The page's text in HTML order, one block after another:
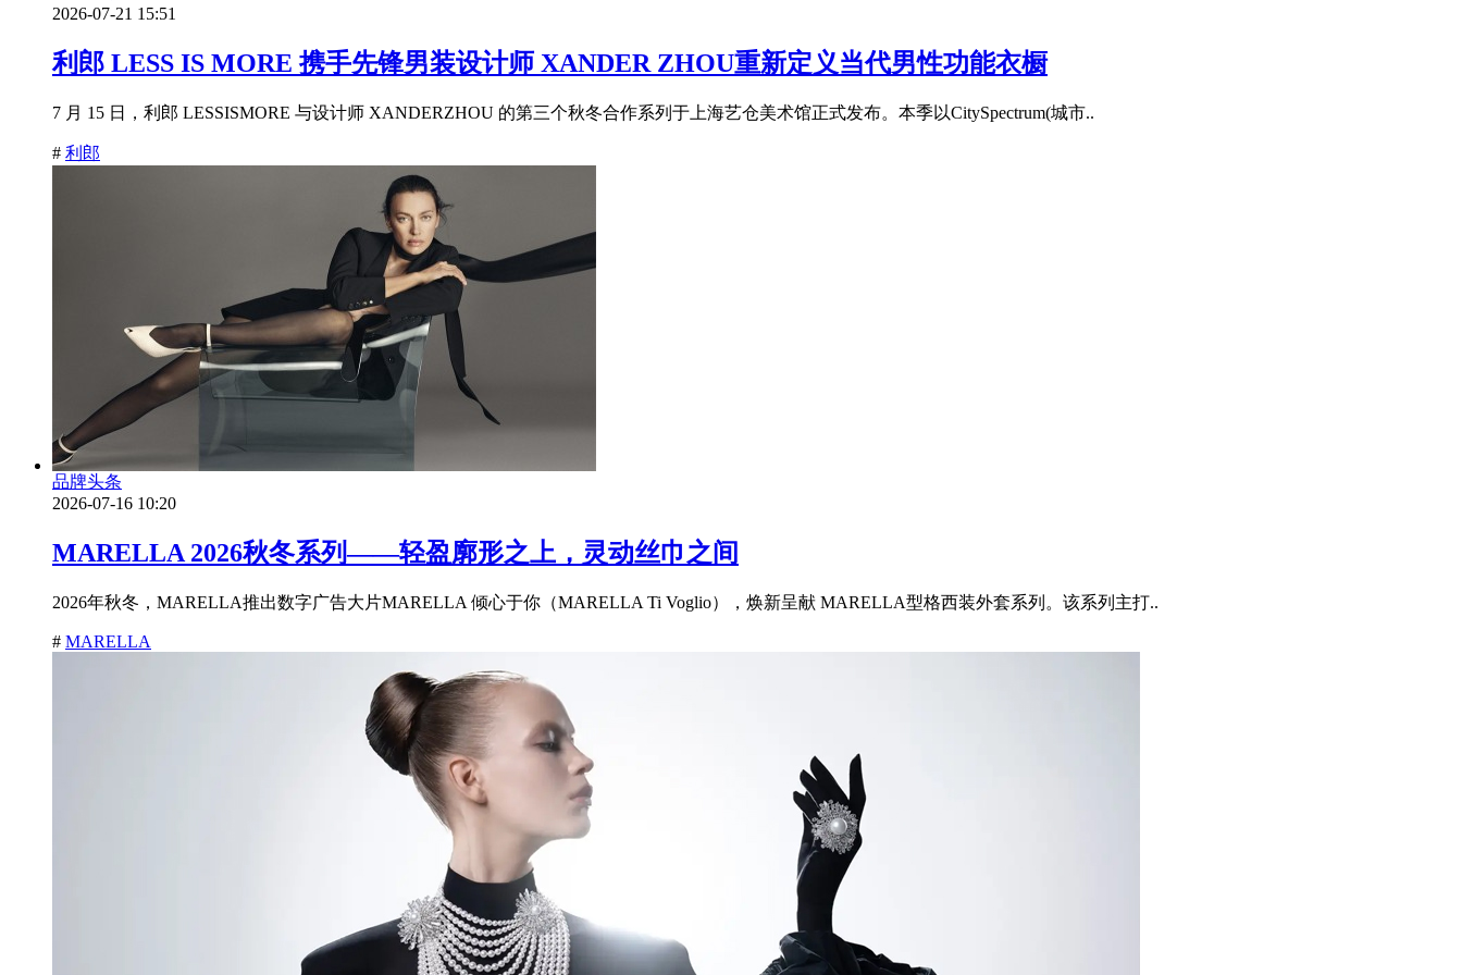
2026-07-21 15:51
利郎 LESS IS MORE 携手先锋男装设计师 XANDER ZHOU重新定义当代男性功能衣橱
7 月 15 日，利郎 LESSISMORE 与设计师 XANDERZHOU 的第三个秋冬合作系列于上海艺仓美术馆正式发布。本季以CitySpectrum(城市..
# 利郎
品牌头条
2026-07-16 10:20
MARELLA 2026秋冬系列——轻盈廓形之上，灵动丝巾之间
2026年秋冬，MARELLA推出数字广告大片MARELLA 倾心于你（MARELLA Ti Voglio），焕新呈献 MARELLA型格西装外套系列。该系列主打..
# MARELLA